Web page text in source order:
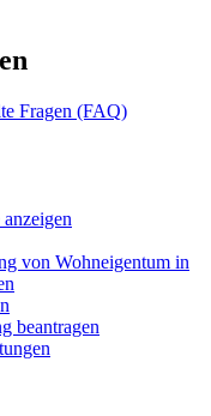
Fragen (FAQ)
von Wohneigentum in
beantragen